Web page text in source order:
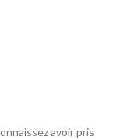
avoir pris